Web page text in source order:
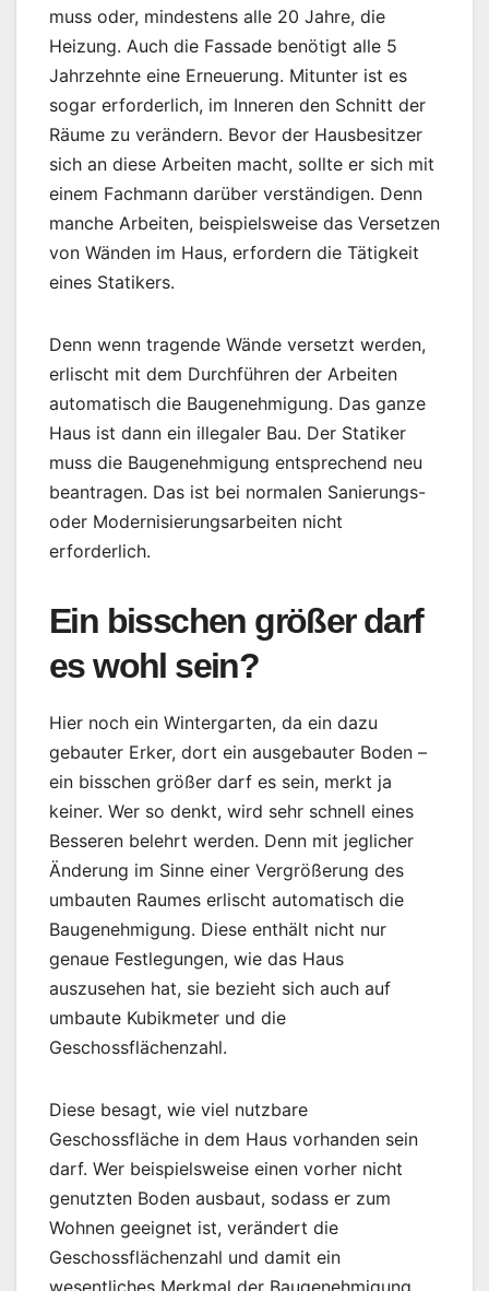
muss oder, mindestens alle 20 Jahre, die
Heizung. Auch die Fassade benötigt alle 5
Jahrzehnte eine Erneuerung. Mitunter ist es
sogar erforderlich, im Inneren den Schnitt der
Räume zu verändern. Bevor der Hausbesitzer
sich an diese Arbeiten macht, sollte er sich mit
einem Fachmann darüber verständigen. Denn
manche Arbeiten, beispielsweise das Versetzen
von Wänden im Haus, erfordern die Tätigkeit
eines Statikers.
Denn wenn tragende Wände versetzt werden,
erlischt mit dem Durchführen der Arbeiten
automatisch die Baugenehmigung. Das ganze
Haus ist dann ein illegaler Bau. Der Statiker
muss die Baugenehmigung entsprechend neu
beantragen. Das ist bei normalen Sanierungs-
oder Modernisierungsarbeiten nicht
erforderlich.
Ein bisschen größer darf
es wohl sein?
Hier noch ein Wintergarten, da ein dazu
gebauter Erker, dort ein ausgebauter Boden –
ein bisschen größer darf es sein, merkt ja
keiner. Wer so denkt, wird sehr schnell eines
Besseren belehrt werden. Denn mit jeglicher
Änderung im Sinne einer Vergrößerung des
umbauten Raumes erlischt automatisch die
Baugenehmigung. Diese enthält nicht nur
genaue Festlegungen, wie das Haus
auszusehen hat, sie bezieht sich auch auf
umbaute Kubikmeter und die
Geschossflächenzahl.
Diese besagt, wie viel nutzbare
Geschossfläche in dem Haus vorhanden sein
darf. Wer beispielsweise einen vorher nicht
genutzten Boden ausbaut, sodass er zum
Wohnen geeignet ist, verändert die
Geschossflächenzahl und damit ein